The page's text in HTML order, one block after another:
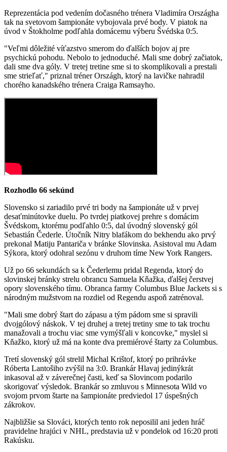
Reprezentácia pod vedením dočasného trénera Vladimíra Országha
tak na svetovom šampionáte vybojovala prvé body. V piatok na
úvod v Štokholme podľahla domácemu výberu Švédska 0:5.
"Veľmi dôležité víťazstvo smerom do ďalších bojov aj pre
psychickú pohodu. Nebolo to jednoduché. Mali sme dobrý začiatok,
dali sme dva góly. V tretej tretine sme si to skomplikovali a prestali
sme strieľať," priznal tréner Országh, ktorý na lavičke nahradil
chorého kanadského trénera Craiga Ramsayho.
Rozhodlo 66 sekúnd
Slovensko si zariadilo prvé tri body na šampionáte už v prvej
desaťminútovke duelu. Po tvrdej piatkovej prehre s domácim
Švédskom, ktorému podľahlo 0:5, dal úvodný slovenský gól
Sebastián Čederle. Útočník Nitry blafákom do bekhendu ako prvý
prekonal Matiju Pantariča v bránke Slovinska. Asistoval mu Adam
Sýkora, ktorý odohral sezónu v druhom tíme New York Rangers.
Už po 66 sekundách sa k Čederlemu pridal Regenda, ktorý do
slovinskej bránky strelu obrancu Samuela Kňažka, ďalšej čerstvej
opory slovenského tímu. Obranca farmy Columbus Blue Jackets si s
národným mužstvom na rozdiel od Regendu aspoň zatrénoval.
"Mali sme dobrý štart do zápasu a tým pádom sme si spravili
dvojgólový náskok. V tej druhej a tretej tretiny sme to tak trochu
manažovali a trochu viac sme vymýšľali v koncovke," myslel si
Kňažko, ktorý už má na konte dva premiérové štarty za Columbus.
Tretí slovenský gól strelil Michal Krištof, ktorý po prihrávke
Róberta Lantošiho zvýšil na 3:0. Brankár Hlavaj jedinýkrát
inkasoval až v záverečnej časti, keď sa Slovincom podarilo
skorigovať výsledok. Brankár so zmluvou s Minnesota Wild vo
svojom prvom štarte na šampionáte predviedol 17 úspešných
zákrokov.
Najbližšie sa Slováci, ktorých tento rok neposilil ani jeden hráč
pravidelne hrajúci v NHL, predstavia už v pondelok od 16:20 proti
Rakúsku.